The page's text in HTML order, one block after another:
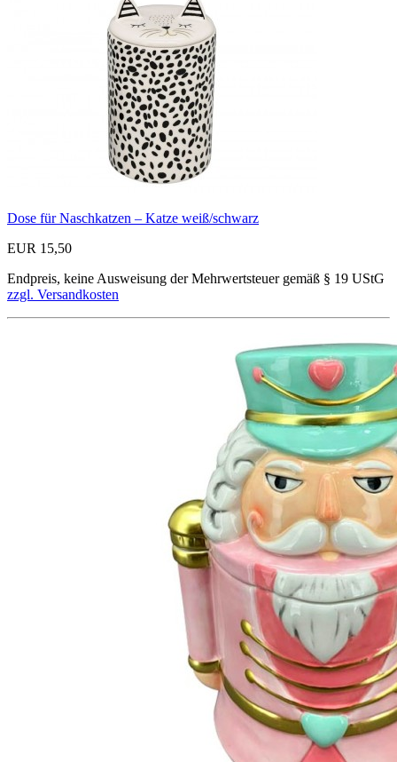
Dose für Naschkatzen – Katze weiß/schwarz
EUR 15,50
Endpreis, keine Ausweisung der Mehrwertsteuer gemäß § 19 UStG
zzgl. Versandkosten